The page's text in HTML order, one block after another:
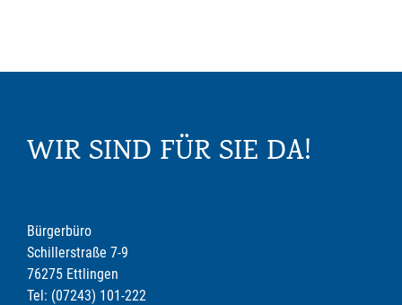
WIR SIND FÜR SIE DA!
Bürgerbüro
Schillerstraße 7-9
76275 Ettlingen
Tel: (07243) 101-222